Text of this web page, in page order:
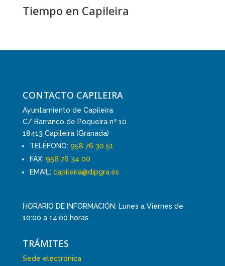
Tiempo en Capileira
CONTACTO CAPILEIRA
Ayuntamiento de Capileira
C/ Barranco de Poqueira nº 10
18413 Capileira (Granada)
TELÉFONO: 958 76 30 51
FAX: 958 76 34 00
EMAIL: capileira@dipgra.es
HORARIO DE INFORMACIÓN: Lunes a Viernes de
10:00 a 14:00 horas
TRÁMITES
Sede electrónica